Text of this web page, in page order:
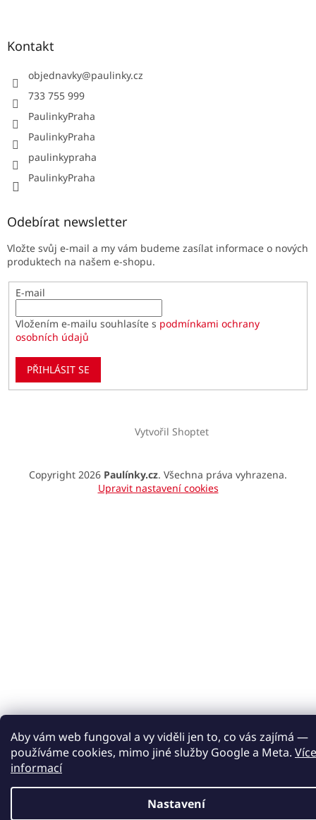
Aby vám web fungoval a vy viděli jen to, co vás zajímá —
používáme cookies, mimo jiné služby Google a Meta. Více
informací
Nastavení
Kontakt
objednavky@paulinky.cz
733 755 999
PaulinkyPraha
PaulinkyPraha
paulinkypraha
PaulinkyPraha
Odebírat newsletter
Vložte svůj e-mail a my vám budeme zasílat informace o nových
produktech na našem e-shopu.
E-mail
Vložením e-mailu souhlasíte s podmínkami ochrany
osobních údajů
PŘIHLÁSIT SE
Vytvořil Shoptet
Copyright 2026 Paulínky.cz. Všechna práva vyhrazena.
Upravit nastavení cookies